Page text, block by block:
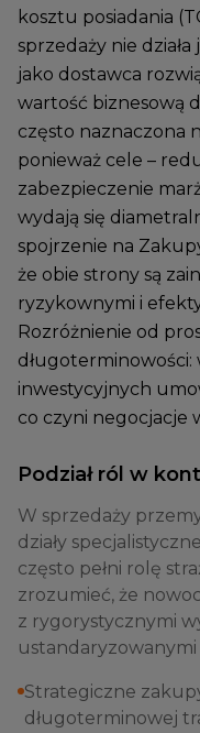
kosztu posiadania
sprzedaży nie
jako dostawca
wartość biznesową
często naznaczona
ponieważ cele –
zabezpieczenie
wydają się
spojrzenie na
że obie strony są
ryzykownymi i
Rozróżnienie od
inwestycyjnych
co czyni negocjacje
Podział ról w
W sprzedaży
działy
często pełni rolę
zrozumieć, że
z rygorystycznymi
Strategiczne
długoterminowej